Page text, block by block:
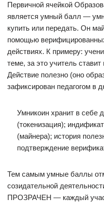
Первичной ячейкой
является умный балл —
купить или передать. Он
помощью
действиях. К примеру:
теме, за это учитель
Действие полезно (оно
зафиксирован педагогом в
Умникоин хранит в себе
(токенизация);
(майнера); история
подтверждение
Тем самым умные баллы
созидательной
ПРОЗРАЧЕН — каждый